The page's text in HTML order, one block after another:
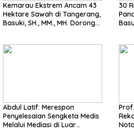
Kemarau Ekstrem Ancam 43
Hektare Sawah di Tangerang,
Basuki, SH., MM., MH. Dorong
30
Abdul Latif: Merespon
Penyelesaian Sengketa Medis
Melalui Mediasi di Luar